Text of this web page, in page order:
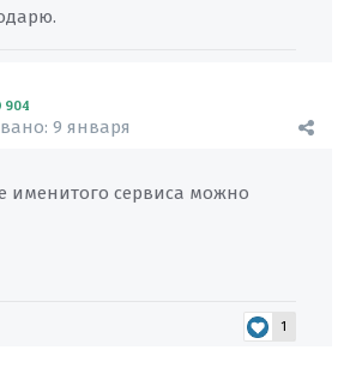
904
9 января
именитого сервиса можно
1